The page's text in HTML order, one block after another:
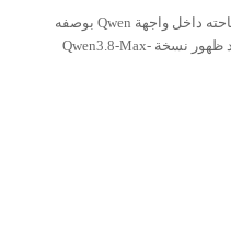
أطلقت Alibaba نموذج Qwen3.8-Max وأتاحته داخل واجهة Qwen بوصفه
النموذج الرئيسي الجديد في السلسلة، بعد ظهور نسخة Qwen3.8-Max-